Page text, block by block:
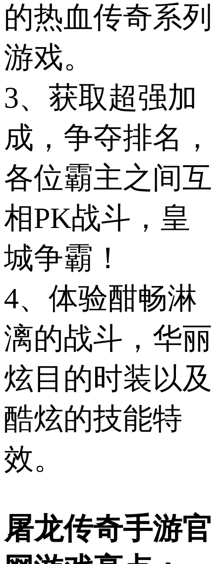
的热血传奇系列
游戏。
3、获取超强加
成，争夺排名，
各位霸主之间互
相PK战斗，皇
城争霸！
4、体验酣畅淋
漓的战斗，华丽
炫目的时装以及
酷炫的技能特
效。
屠龙传奇手游官